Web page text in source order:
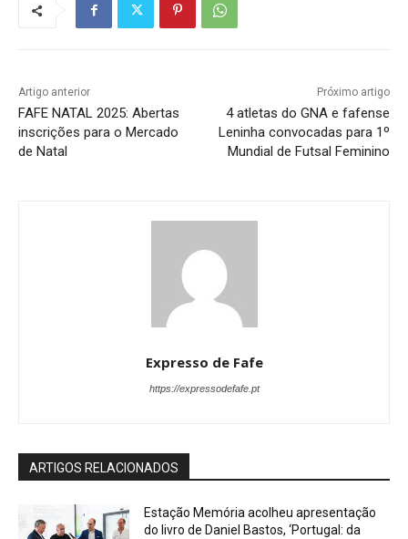
Artigo anterior
FAFE NATAL 2025: Abertas
inscrições para o Mercado
de Natal
Próximo artigo
4 atletas do GNA e fafense
Leninha convocadas para 1º
Mundial de Futsal Feminino
Expresso de Fafe
https://expressodefafe.pt
ARTIGOS RELACIONADOS
Estação Memória acolheu apresentação
do livro de Daniel Bastos, ‘Portugal: da